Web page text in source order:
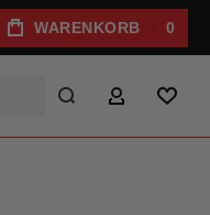
WARENKORB 0
Suche
MEIN KONTO